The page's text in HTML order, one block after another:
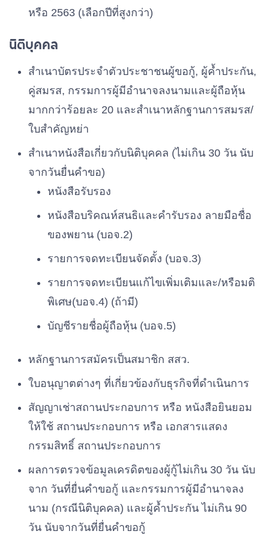
หรือ 2563 (เลือกปีที่สูงกว่า)
นิติบุคคล
สําเนาบัตรประจําตัวประชาชนผู้ขอกู้, ผู้ค้ำประกัน,
คู่สมรส, กรรมการผู้มีอํานาจลงนามและผู้ถือหุ้น
มากกว่าร้อยละ 20 และสําเนาหลักฐานการสมรส/
ใบสําคัญหย่า
สําเนาหนังสือเกี่ยวกับนิติบุคคล (ไม่เกิน 30 วัน นับ
จากวันยื่นคําขอ)
หนังสือรับรอง
หนังสือบริคณห์สนธิและคํารับรอง ลายมือชื่อ
ของพยาน (บอจ.2)
รายการจดทะเบียนจัดตั้ง (บอจ.3)
รายการจดทะเบียนแก้ไขเพิ่มเติมและ/หรือมติ
พิเศษ(บอจ.4) (ถ้ามี)
บัญชีรายชื่อผู้ถือหุ้น (บอจ.5)
หลักฐานการสมัครเป็นสมาชิก สสว.
ใบอนุญาตต่างๆ ที่เกี่ยวข้องกับธุรกิจที่ดําเนินการ
สัญญาเช่าสถานประกอบการ หรือ หนังสือยินยอม
ให้ใช้ สถานประกอบการ หรือ เอกสารแสดง
กรรมสิทธิ์ สถานประกอบการ
ผลการตรวจข้อมูลเครดิตของผู้กู้ไม่เกิน 30 วัน นับ
จาก วันที่ยื่นคําขอกู้ และกรรมการผู้มีอํานาจลง
นาม (กรณีนิติบุคคล) และผู้ค้ำประกัน ไม่เกิน 90
วัน นับจากวันที่ยื่นคําขอกู้